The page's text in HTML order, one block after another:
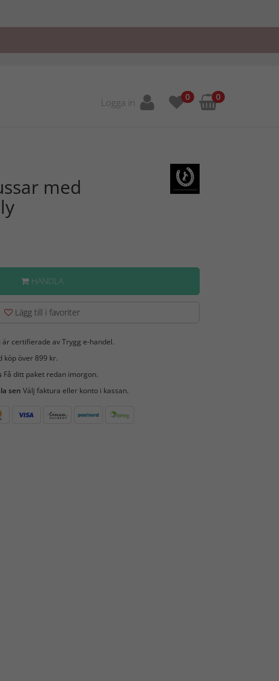
Logga in 0 0
med
HANDLA
Lägg till i favoriter
certifierade av Trygg e-handel.
köp över 899 kr.
Få ditt paket redan imorgon.
sen Välj faktura eller konto i kassan.